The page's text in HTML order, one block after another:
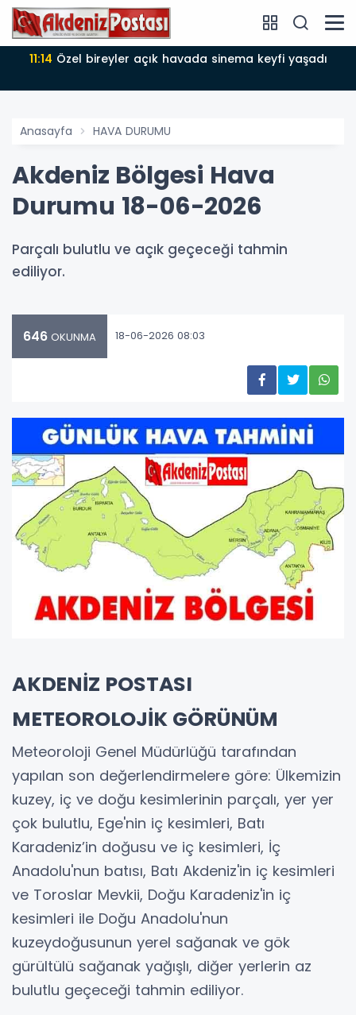
11:14 Özel bireyler açık havada sinema keyfi yaşadı
Anasayfa HAVA DURUMU
Akdeniz Bölgesi Hava
Durumu 18-06-2026
Parçalı bulutlu ve açık geçeceği tahmin
ediliyor.
646 OKUNMA 18-06-2026 08:03
AKDENİZ POSTASI
METEOROLOJİK GÖRÜNÜM
Meteoroloji Genel Müdürlüğü tarafından
yapılan son değerlendirmelere göre: Ülkemizin
kuzey, iç ve doğu kesimlerinin parçalı, yer yer
çok bulutlu, Ege'nin iç kesimleri, Batı
Karadeniz’in doğusu ve iç kesimleri, İç
Anadolu'nun batısı, Batı Akdeniz'in iç kesimleri
ve Toroslar Mevkii, Doğu Karadeniz'in iç
kesimleri ile Doğu Anadolu'nun
kuzeydoğusunun yerel sağanak ve gök
gürültülü sağanak yağışlı, diğer yerlerin az
bulutlu geçeceği tahmin ediliyor.